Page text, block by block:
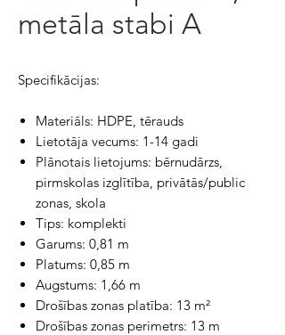
metāla stabi A
Specifikācijas:
Materiāls: HDPE, tērauds
Lietotāja vecums: 1-14 gadi
Plānotais lietojums: bērnudārzs,
pirmskolas izglītība, privātās/public
zonas, skola
Tips: komplekti
Garums: 0,81 m
Platums: 0,85 m
Augstums: 1,66 m
Drošības zonas platība: 13 m²
Drošības zonas perimetrs: 13 m